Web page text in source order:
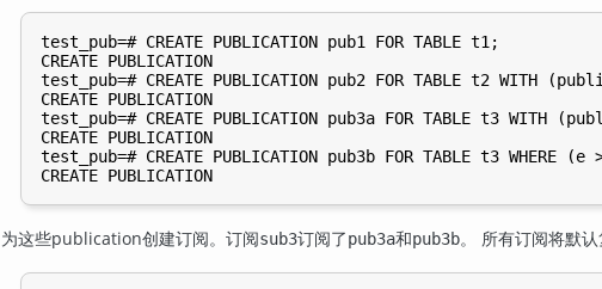
test_pub=# CREATE PUBLICATION pub1 FOR TABLE t1;
CREATE PUBLICATION
test_pub=# CREATE PUBLICATION pub2 FOR TABLE t2 WITH
CREATE PUBLICATION
test_pub=# CREATE PUBLICATION pub3a FOR TABLE t3 WITH
CREATE PUBLICATION
test_pub=# CREATE PUBLICATION pub3b FOR TABLE t3 WHERE
为这些publication创建订阅。订阅sub3订阅了pub3a和pub3b。 所有订阅将默认